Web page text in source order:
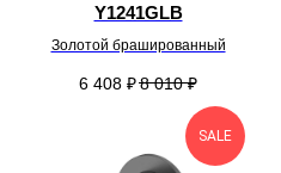
Y1241GLB
Золотой брашированный
6 408 ₽8 010 ₽
SALE